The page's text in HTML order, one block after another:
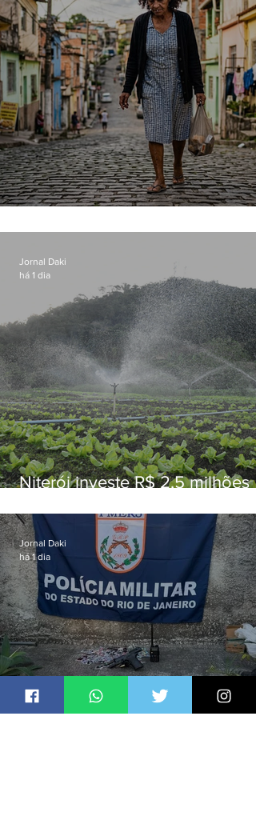
Niterói investe R$ 2,5 milhões
familiar para merenda escolar
Jornal Daki
há 1 dia
Jornal Daki
há 1 dia